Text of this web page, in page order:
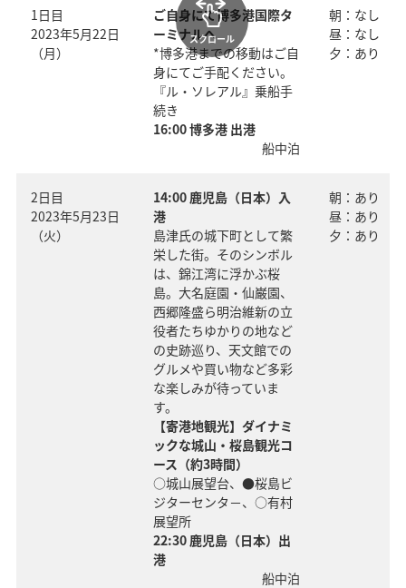
1日目
2023年5月22日
（月）
ご自身にて博多港国際タ
ーミナルへ
*博多港までの移動はご自
身にてご手配ください。
『ル・ソレアル』乗船手
続き
16:00 博多港 出港
船中泊
朝：なし
昼：なし
夕：あり
2日目
2023年5月23日
（火）
14:00 鹿児島（日本）入
港
島津氏の城下町として繁
栄した街。そのシンボル
は、錦江湾に浮かぶ桜
島。大名庭園・仙巌園、
西郷隆盛ら明治維新の立
役者たちゆかりの地など
の史跡巡り、天文館での
グルメや買い物など多彩
な楽しみが待っていま
す。
【寄港地観光】ダイナミ
ックな城山・桜島観光コ
ース（約3時間）
○城山展望台、●桜島ビ
ジターセンタ－、○有村
展望所
22:30 鹿児島（日本）出
港
船中泊
朝：あり
昼：あり
夕：あり
スクロール